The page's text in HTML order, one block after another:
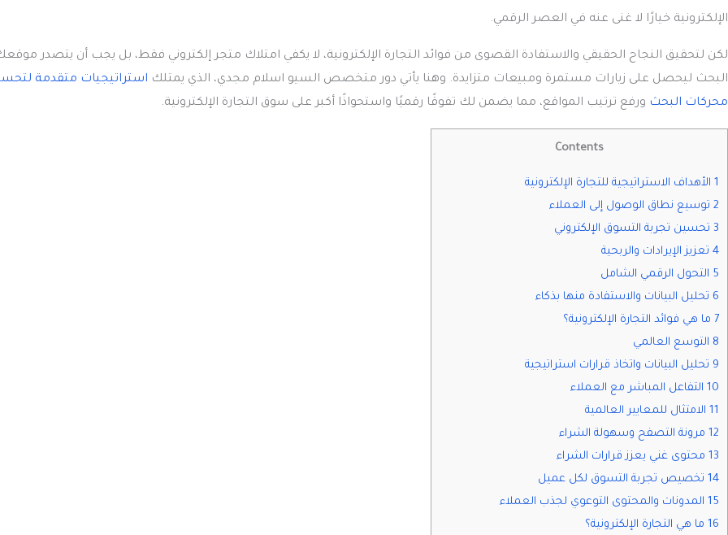
الإلكترونية خيارًا لا غنى عنه في العصر الرقمي.
لكن لتحقيق النجاح الحقيقي والاستفادة القصوى من فوائد التجارة الإلكترونية، لا يكفي امتلاك متجر إلكتروني فقط، بل يجب أن يتصدر
البحث ليحصل على زيارات مستمرة ومبيعات متزايدة. وهنا يأتي دور متخصص السيو اسلام مجدي، الذي يمتلك استراتيجيات متقدمة
محركات البحث ورفع ترتيب المواقع، مما يضمن لك تفوقًا رقميًا واستحواذًا أكبر على سوق التجارة الإلكترونية.
Contents
1 الأهداف الاستراتيجية للتجارة الإلكترونية
2 توسيع نطاق الوصول إلى العملاء
3 تحسين تجربة التسوق الإلكتروني
4 تعزيز الإيرادات والربحية
5 التحول الرقمي الشامل
6 تحليل البيانات والاستفادة منها بذكاء
7 ما هي فوائد التجارة الإلكترونية؟
8 التوسع العالمي
9 تحليل البيانات واتخاذ قرارات استراتيجية
10 التفاعل المباشر مع العملاء
11 الامتثال للمعايير العالمية
12 مرونة التصفح وسهولة الشراء
13 محتوى غني يعزز قرارات الشراء
14 تخصيص تجربة التسوق لكل عميل
15 المدونات والمحتوى التوعوي لجذب العملاء
16 ما هي التجارة الإلكترونية؟